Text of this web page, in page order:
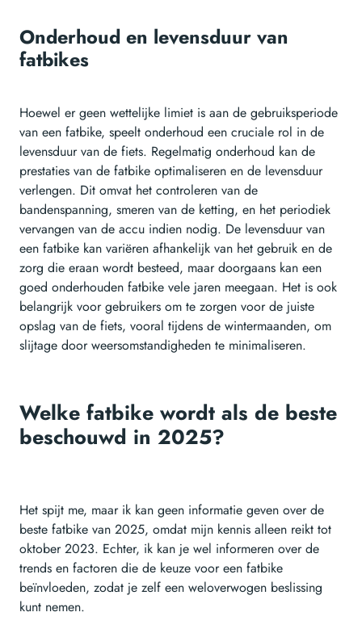
Onderhoud en levensduur van
fatbikes
Hoewel er geen wettelijke limiet is aan de gebruiksperiode
van een fatbike, speelt onderhoud een cruciale rol in de
levensduur van de fiets. Regelmatig onderhoud kan de
prestaties van de fatbike optimaliseren en de levensduur
verlengen. Dit omvat het controleren van de
bandenspanning, smeren van de ketting, en het periodiek
vervangen van de accu indien nodig. De levensduur van
een fatbike kan variëren afhankelijk van het gebruik en de
zorg die eraan wordt besteed, maar doorgaans kan een
goed onderhouden fatbike vele jaren meegaan. Het is ook
belangrijk voor gebruikers om te zorgen voor de juiste
opslag van de fiets, vooral tijdens de wintermaanden, om
slijtage door weersomstandigheden te minimaliseren.
Welke fatbike wordt als de beste
beschouwd in 2025?
Het spijt me, maar ik kan geen informatie geven over de
beste fatbike van 2025, omdat mijn kennis alleen reikt tot
oktober 2023. Echter, ik kan je wel informeren over de
trends en factoren die de keuze voor een fatbike
beïnvloeden, zodat je zelf een weloverwogen beslissing
kunt nemen.